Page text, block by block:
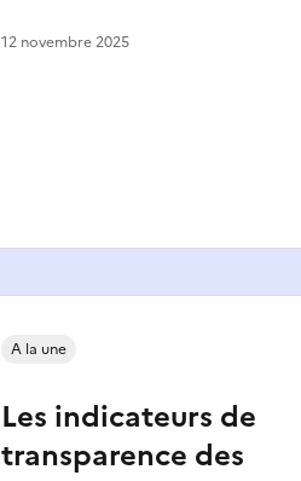
12 novembre 2025
Les indicateurs de
transparence des
A la une